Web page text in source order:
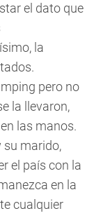
el dato que
la
pero no
la llevaron,
las manos.
su marido,
el país con la
en la
cualquier